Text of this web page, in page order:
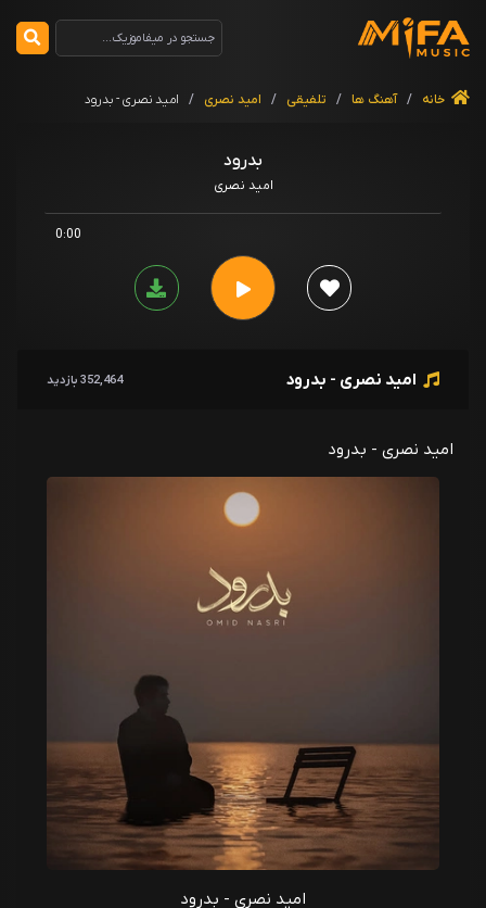
خانه / آهنگ ها / تلفیقی / امید نصری / امید نصری - بدرود
بدرود
امید نصری
0:00
امید نصری - بدرود 352,464 بازدید
امید نصری - بدرود
امید نصری - بدرود